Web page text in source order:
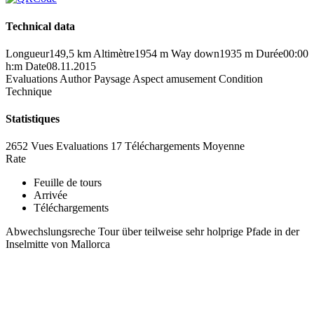
Technical data
Longueur149,5 km Altimètre1954 m Way down1935 m Durée00:00
h:m Date08.11.2015
Evaluations Author Paysage Aspect amusement Condition
Technique
Statistiques
2652 Vues Evaluations 17 Téléchargements Moyenne
Rate
Feuille de tours
Arrivée
Téléchargements
Abwechslungsreche Tour über teilweise sehr holprige Pfade in der
Inselmitte von Mallorca